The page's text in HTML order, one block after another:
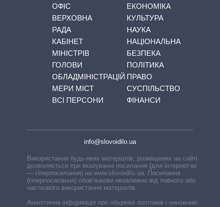
ОФІС
ВЕРХОВНА
РАДА
КАБІНЕТ
МІНІСТРІВ
ГОЛОВИ
ОБЛАДМІНІСТРАЦІЙ
МЕРИ МІСТ
ВСІ ПЕРСОНИ
ЕКОНОМІКА
КУЛЬТУРА
НАУКА
НАЦІОНАЛЬНА
БЕЗПЕКА
ПОЛІТИКА
ПРАВО
СУСПІЛЬСТВО
ФІНАНСИ
info@slovoidilo.ua
Використання будь-яких матеріалів, розміщених на сайті,
дозволяється при вказуванні посилання (для інтернет-видань
— гіперпосилання) на www.slovoidilo.ua. Посилання
(гіперпосилання) обов’язкове незалежно від повного або
часткового використання матеріалів.
Аналітична інформація про обіцянки політиків і чиновників,